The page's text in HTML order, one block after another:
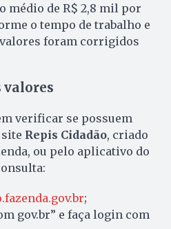
médio de R$ 2,8 mil por
o tempo de trabalho e
foram corrigidos
valores
verificar se possuem
Repis Cidadão, criado
ou pelo aplicativo do
;
gov.br” e faça login com